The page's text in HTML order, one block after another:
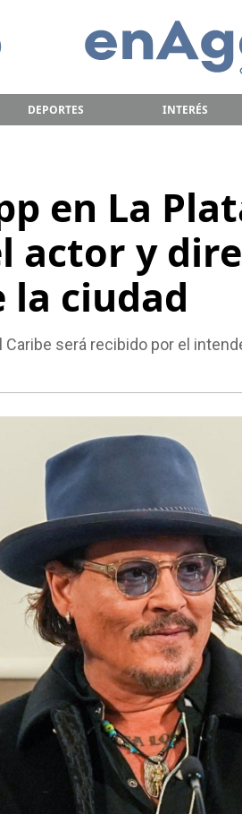
DEPORTES INTERÉS
en La
actor y
la ciudad
será recibido por el